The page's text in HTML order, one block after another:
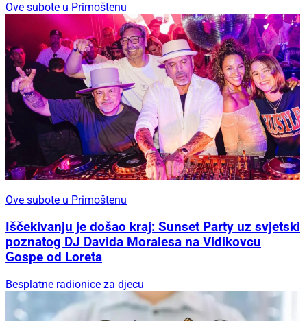
Ove subote u Primoštenu
Ove subote u Primoštenu
Iščekivanju je došao kraj: Sunset Party uz svjetski
poznatog DJ Davida Moralesa na Vidikovcu
Gospe od Loreta
Besplatne radionice za djecu